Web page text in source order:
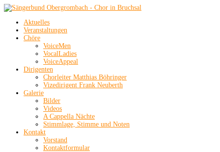
Aktuelles
Veranstaltungen
Chöre
VoiceMen
VocalLadies
VoiceAppeal
Dirigenten
Chorleiter Matthias Böhringer
Vizedirigent Frank Neuberth
Galerie
Bilder
Videos
A Cappella Nächte
Stimmlage, Stimme und Noten
Kontakt
Vorstand
Kontaktformular